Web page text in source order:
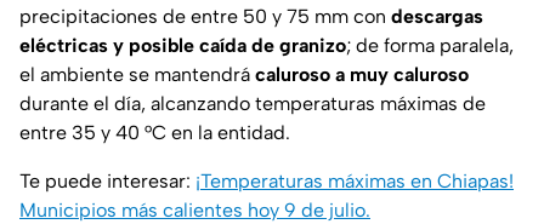
precipitaciones de entre 50 y 75 mm con descargas
eléctricas y posible caída de granizo; de forma paralela,
el ambiente se mantendrá caluroso a muy caluroso
durante el día, alcanzando temperaturas máximas de
entre 35 y 40 °C en la entidad.
Te puede interesar: ¡Temperaturas máximas en Chiapas!
Municipios más calientes hoy 9 de julio.